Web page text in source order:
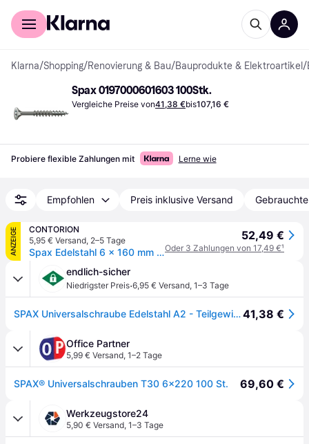
Für Shopper
Klarna/Shopping/Renovierung & Bau/Bauprodukte & Elektroartikel /
Spax 0197000601603 100Stk.
Vergleiche Preise von41,38 €bis107,16 €
Probiere flexible Zahlungen mit Lerne wie
Empfohlen Preis inklusive Versand
ANZEIGE
CONTORION
5,95 € Versand, 2–5 Tage
Spax Edelstahl 6 x 160 mm Senkkopf T-STAR plus Teilgewinde 4CUT Edelstahl rostfreiei A2
52,49 €
Oder 3 Zahlungen von 17,49 €¹
endlich-sicher
Niedrigster Preis·6,95 € Versand, 1–3 Tage
SPAX Universalschraube Edelstahl A2 - Teilgewinde, Senkkopf, T-STAR plus, 4CUT, Rostfrei Oberfläche: Blank|Inhalt / Paket: 100 Stück|Schraubenlänge in mm: 160 mm|Kopfform: Senkkopf|Gewindeform: Teilgewinde41,38 €
Office Partner
5,99 € Versand, 1–2 Tage
SPAX® Universalschrauben T30 6x220 100 St. 69,60 €
Werkzeugstore24
5,90 € Versand, 1–3 Tage